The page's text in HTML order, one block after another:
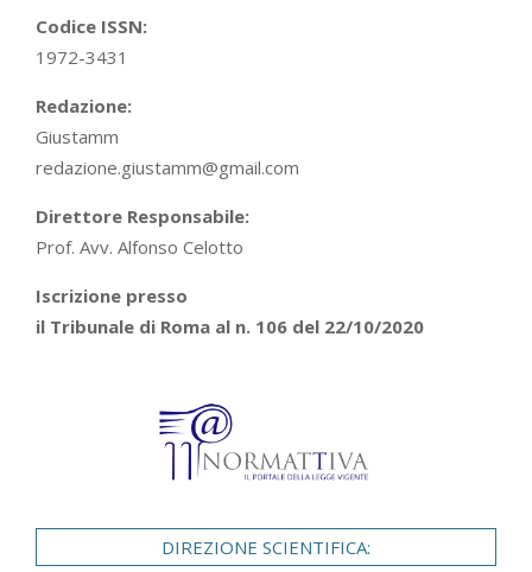
Codice ISSN:
1972-3431
Redazione:
Giustamm
redazione.giustamm@gmail.com
Direttore Responsabile:
Prof. Avv. Alfonso Celotto
Iscrizione presso
il Tribunale di Roma al n. 106 del 22/10/2020
DIREZIONE SCIENTIFICA: